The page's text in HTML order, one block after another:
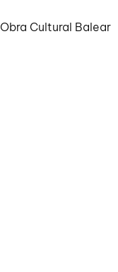
Obra Cultural Balear